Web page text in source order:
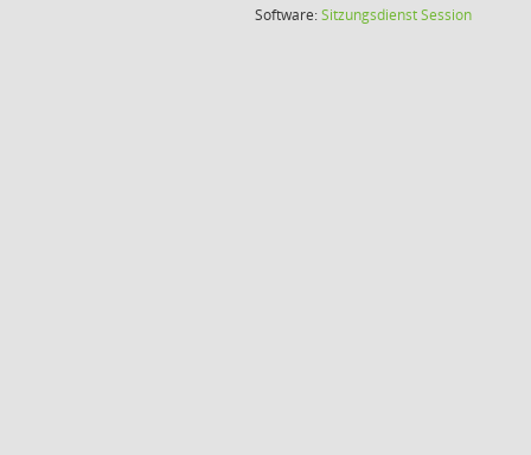
Software:SitzungsdienstSession(Wird in